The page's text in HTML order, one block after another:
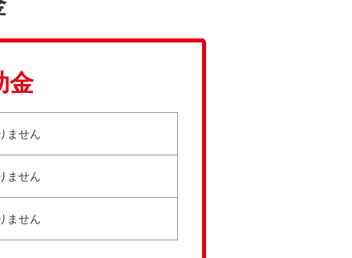
金
ません
ません
ません